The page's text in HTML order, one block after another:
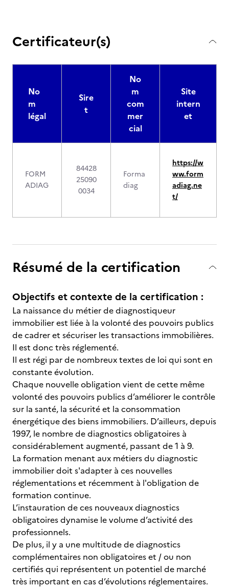
Certificateur(s)
No
m
légal
Sire
t
No
m
com
mer
cial
Site
intern
et
FORM
ADIAG
84428
25090
0034
Forma
diag
https://w
ww.form
adiag.ne
t/
Résumé de la certification
Objectifs et contexte de la certification :
La naissance du métier de diagnostiqueur
immobilier est liée à la volonté des pouvoirs publics
de cadrer et sécuriser les transactions immobilières.
Il est donc très réglementé.
Il est régi par de nombreux textes de loi qui sont en
constante évolution.
Chaque nouvelle obligation vient de cette même
volonté des pouvoirs publics d’améliorer le contrôle
sur la santé, la sécurité et la consommation
énergétique des biens immobiliers. D’ailleurs, depuis
1997, le nombre de diagnostics obligatoires à
considérablement augmenté, passant de 1 à 9.
La formation menant aux métiers du diagnostic
immobilier doit s'adapter à ces nouvelles
réglementations et récemment à l'obligation de
formation continue.
L’instauration de ces nouveaux diagnostics
obligatoires dynamise le volume d’activité des
professionnels.
De plus, il y a une multitude de diagnostics
complémentaires non obligatoires et / ou non
certifiés qui représentent un potentiel de marché
très important en cas d’évolutions réglementaires.